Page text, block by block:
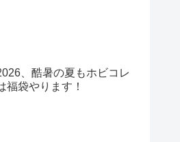
、酷暑の夏もホビコレ
福袋やります！